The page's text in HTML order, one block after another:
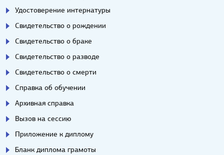
Удостоверение интернатуры
Свидетельство о рождении
Свидетельство о браке
Свидетельство о разводе
Свидетельство о смерти
Справка об обучении
Архивная справка
Вызов на сессию
Приложение к диплому
Бланк диплома грамоты